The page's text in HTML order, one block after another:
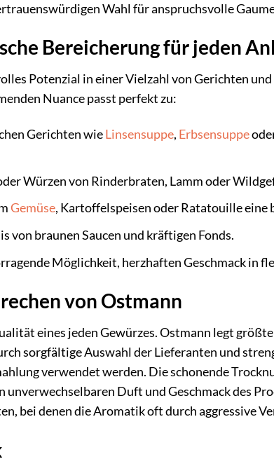
Wahl für anspruchsvolle
Bereicherung für jeden
Potenzial in einer Vielzahl von Gerichten
Nuance passt perfekt zu:
Gerichten wieLinsensuppe, Erbsensuppe
Würzen von Rinderbraten, Lamm oder
Gemüse, Kartoffelspeisen oder Ratatouille eine
von braunen Saucen und kräftigen Fonds.
Möglichkeit, herzhaften Geschmack in
von Ostmann
eines jeden Gewürzes. Ostmann legt
sorgfältige Auswahl der Lieferanten und
verwendet werden. Die schonende
Duft und Geschmack des
bei denen die Aromatik oft durch aggressive